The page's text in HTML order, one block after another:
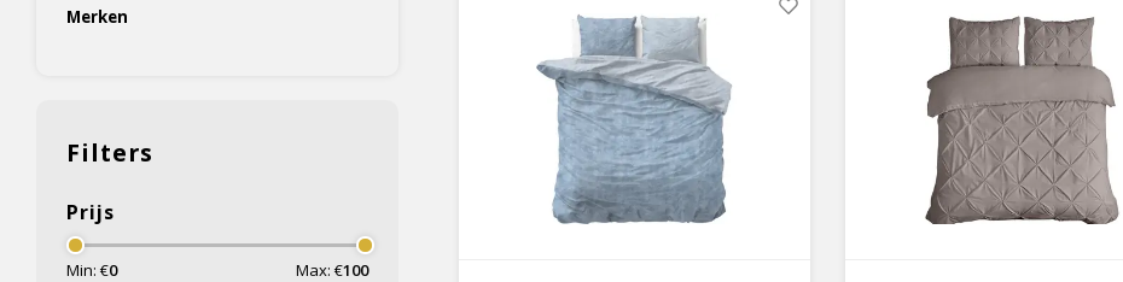
Merken
Filters
Prijs
Min: €0 Max: €100